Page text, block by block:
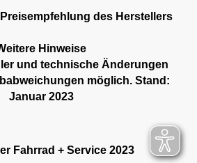
des Herstellers
Hinweise
und technische Änderungen
möglich. Stand:
Januar 2023
Fahrrad + Service 2023